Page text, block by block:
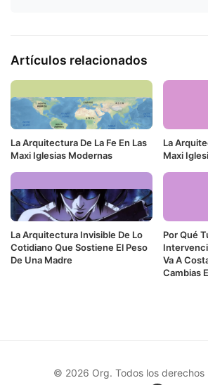
Artículos relacionados
La Arquitectura De La Fe En Las
Maxi Iglesias Modernas
La
Maxi
La Arquitectura Invisible De Lo
Cotidiano Que Sostiene El Peso
De Una Madre
Por Qué
Va A
Cambias
© 2026 Org. Todos los derechos